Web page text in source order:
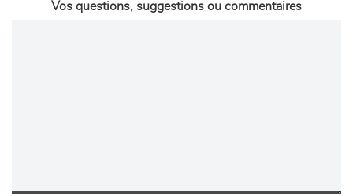
Vos questions, suggestions ou commentaires